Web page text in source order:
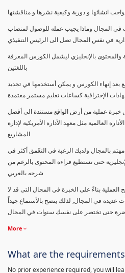
انشائها و دورية وكيفية نشرها و مناقشتها
في المجال وماذا يجيب عمله للوصول لمنصاب
في نفس المجال تصل الى الرئيس التنفيذي
بالإنجليزي ليشمل الكورس المعرفة
باللغتين
إنهاء الكورس و يمكن أستخدمها في تجديد
الإحترافية كساعات تعليم مستمر معتمدة
عملية من أرض الواقع مستندة الى أفضل
العالمية مثل معهد الأدارة الأمريكية لإدارة
المشاريع
بالمجال ولديك الرغبة في التعّمق أكثر في
حتى تستطيع قراءة المحتوى بالرغم من
شرحه بالعربي
بناءً على الخبرة في المجال التى قد لا
في المجال, لذلك ينصح بالأستماع جيداً
حتى تختصر على نفسك سنوات في المجال
More
What are the
No prior experience required, you will